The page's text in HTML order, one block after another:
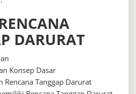
DARURAT
Konsep Dasar
Rencana Tanggap Darurat